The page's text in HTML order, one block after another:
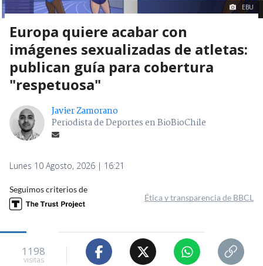
EBU
Europa quiere acabar con
imágenes sexualizadas de atletas:
publican guía para cobertura
"respetuosa"
Javier Zamorano
Periodista de Deportes en BioBioChile
Lunes 10 Agosto, 2026 | 16:21
Seguimos criterios de
Ética y transparencia de BBCL
1198
visitas